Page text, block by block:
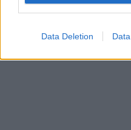
Data Deletion